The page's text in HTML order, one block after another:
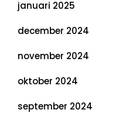
januari 2025
december 2024
november 2024
oktober 2024
september 2024